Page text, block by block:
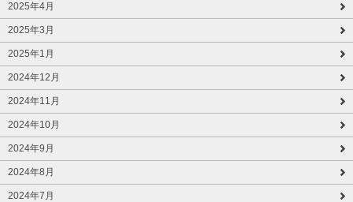
2025年4月
2025年3月
2025年1月
2024年12月
2024年11月
2024年10月
2024年9月
2024年8月
2024年7月